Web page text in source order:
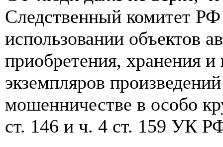
Следственный комитет
использовании объектов
приобретения, хранения
экземпляров
мошенничестве в особо
ст. 146 и ч. 4 ст. 159 УК